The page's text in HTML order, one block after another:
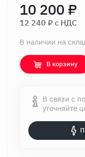
10 200 ₽
12 240 ₽ c НДС
В наличии на
В корзину
В связи с
уточняйте